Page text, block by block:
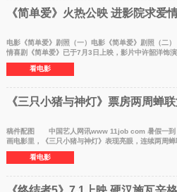
《简单爱》火热公映 进影院求爱
电影《简单爱》剧照（一）电影《简单爱》剧照（二）
情喜剧《简单爱》已于7月3日上映，影片中许韶洋饰
展开了一段曲
看电影
稿件配图 中国艺人网讯www 11job com 暑假一到，电影院就是孩子的天下，在百花齐放的动
画电影里，《三只小猪与神灯》表现亮眼，连续两周
场。作为一
看电影